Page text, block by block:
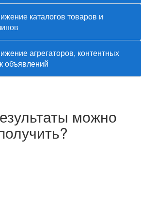
каталогов товаров и
агрегаторов, контентных
объявлений
можно